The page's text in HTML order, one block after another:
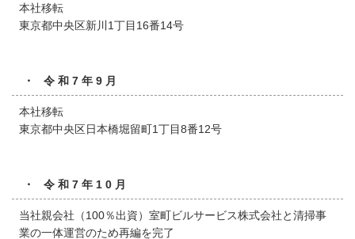
本社移転
東京都中央区新川1丁目16番14号
・ 令和7年9月
本社移転
東京都中央区日本橋堀留町1丁目8番12号
・ 令和7年10月
当社親会社（100％出資）室町ビルサービス株式会社と清掃事
業の一体運営のため再編を完了